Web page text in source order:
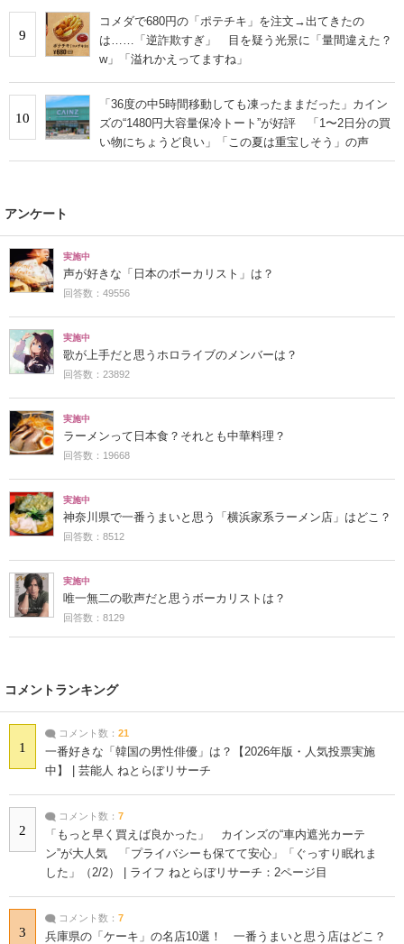
9
コメダで680円の「ポテチキ」を注文→出てきたの
は……「逆詐欺すぎ」 目を疑う光景に「量間違えた？
w」「溢れかえってますね」
10
「36度の中5時間移動しても凍ったままだった」カイン
ズの“1480円大容量保冷トート”が好評 「1〜2日分の買
い物にちょうど良い」「この夏は重宝しそう」の声
アンケート
実施中
声が好きな「日本のボーカリスト」は？
回答数：49556
実施中
歌が上手だと思うホロライブのメンバーは？
回答数：23892
実施中
ラーメンって日本食？それとも中華料理？
回答数：19668
実施中
神奈川県で一番うまいと思う「横浜家系ラーメン店」はどこ？
回答数：8512
実施中
唯一無二の歌声だと思うボーカリストは？
回答数：8129
コメントランキング
1
コメント数： 21
一番好きな「韓国の男性俳優」は？【2026年版・人気投票実施
中】 | 芸能人 ねとらぼリサーチ
2
コメント数： 7
「もっと早く買えば良かった」 カインズの“車内遮光カーテ
ン”が大人気 「プライバシーも保てて安心」「ぐっすり眠れま
した」（2/2） | ライフ ねとらぼリサーチ：2ページ目
3
コメント数： 7
兵庫県の「ケーキ」の名店10選！ 一番うまいと思う店はどこ？